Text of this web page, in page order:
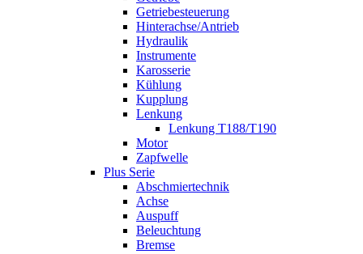
Getriebesteuerung
Hinterachse/Antrieb
Hydraulik
Instrumente
Karosserie
Kühlung
Kupplung
Lenkung
Lenkung T188/T190
Motor
Zapfwelle
Plus Serie
Abschmiertechnik
Achse
Auspuff
Beleuchtung
Bremse